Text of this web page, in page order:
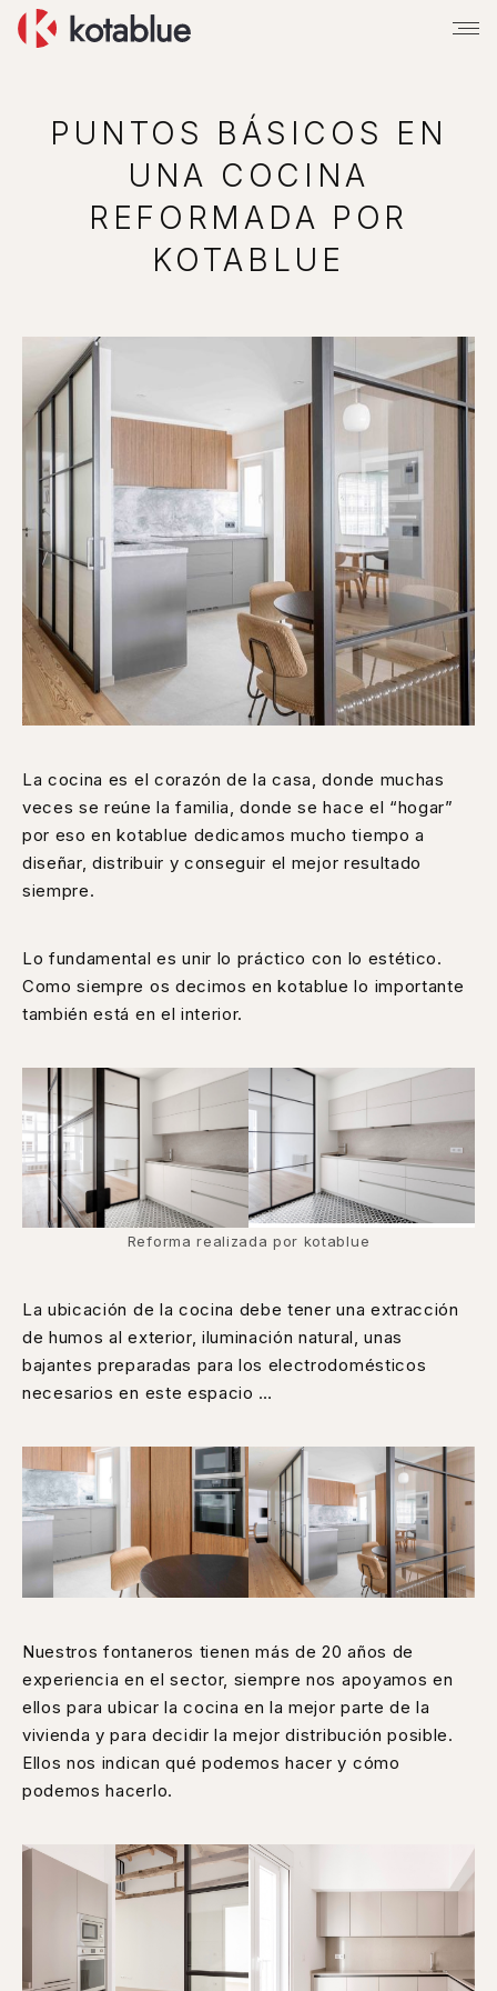
PUNTOS BÁSICOS EN
UNA COCINA
REFORMADA POR
KOTABLUE
La cocina es el corazón de la casa, donde muchas
veces se reúne la familia, donde se hace el “hogar”
por eso en kotablue dedicamos mucho tiempo a
diseñar, distribuir y conseguir el mejor resultado
siempre.
Lo fundamental es unir lo práctico con lo estético.
Como siempre os decimos en kotablue lo importante
también está en el interior.
Reforma realizada por kotablue
La ubicación de la cocina debe tener una extracción
de humos al exterior, iluminación natural, unas
bajantes preparadas para los electrodomésticos
necesarios en este espacio …
Nuestros fontaneros tienen más de 20 años de
experiencia en el sector, siempre nos apoyamos en
ellos para ubicar la cocina en la mejor parte de la
vivienda y para decidir la mejor distribución posible.
Ellos nos indican qué podemos hacer y cómo
podemos hacerlo.